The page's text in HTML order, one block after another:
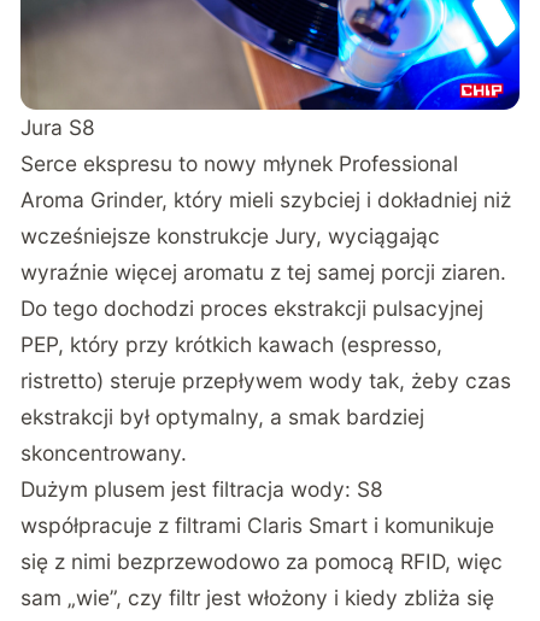
Jura S8
Serce ekspresu to nowy młynek Professional
Aroma Grinder, który mieli szybciej i dokładniej niż
wcześniejsze konstrukcje Jury, wyciągając
wyraźnie więcej aromatu z tej samej porcji ziaren.
Do tego dochodzi proces ekstrakcji pulsacyjnej
PEP, który przy krótkich kawach (espresso,
ristretto) steruje przepływem wody tak, żeby czas
ekstrakcji był optymalny, a smak bardziej
skoncentrowany.
Dużym plusem jest filtracja wody: S8
współpracuje z filtrami Claris Smart i komunikuje
się z nimi bezprzewodowo za pomocą RFID, więc
sam „wie”, czy filtr jest włożony i kiedy zbliża się